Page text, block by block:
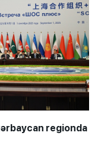
regionda